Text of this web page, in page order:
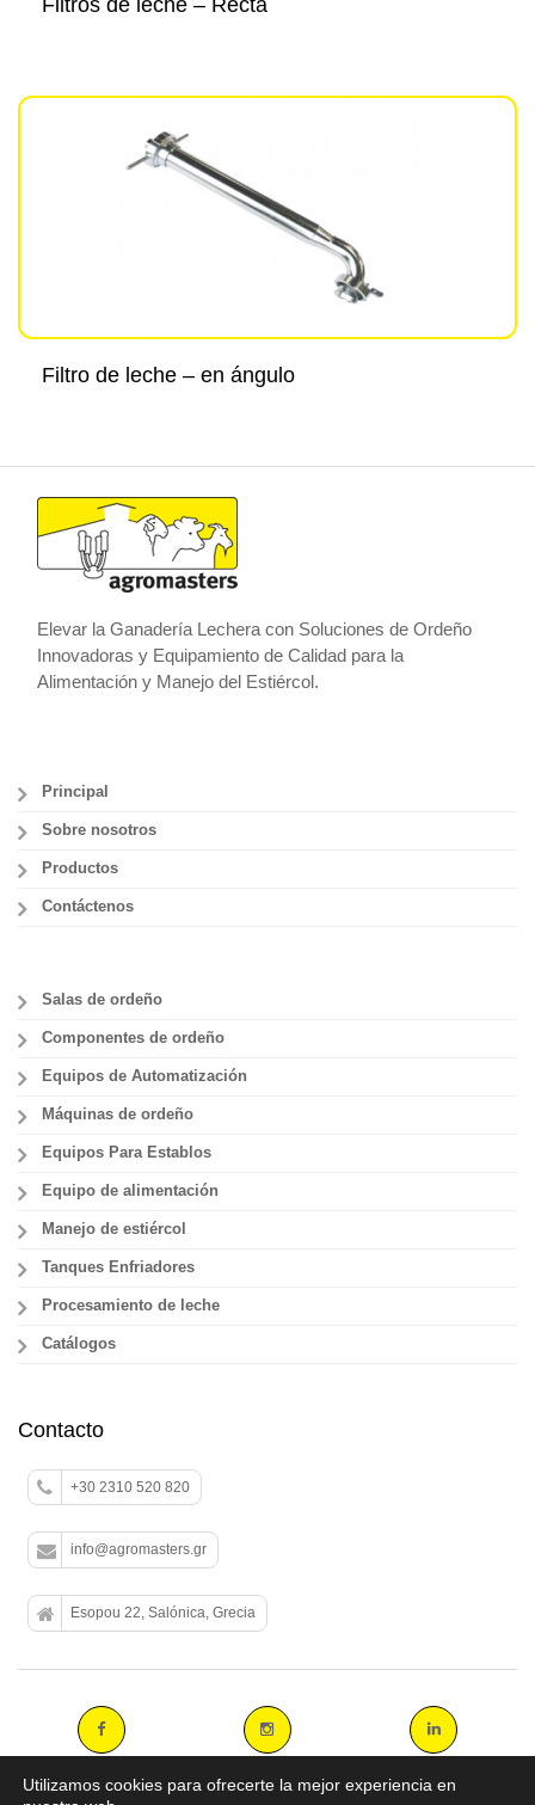
Filtros de leche – Recta
Filtro de leche – en ángulo
Elevar la Ganadería Lechera con Soluciones de Ordeño
Innovadoras y Equipamiento de Calidad para la
Alimentación y Manejo del Estiércol.
Principal
Sobre nosotros
Productos
Contáctenos
Salas de ordeño
Componentes de ordeño
Equipos de Automatización
Máquinas de ordeño
Equipos Para Establos
Equipo de alimentación
Manejo de estiércol
Tanques Enfriadores
Procesamiento de leche
Catálogos
Contacto
+30 2310 520 820
info@agromasters.gr
Esopou 22, Salónica, Grecia
Utilizamos cookies para ofrecerte la mejor experiencia en